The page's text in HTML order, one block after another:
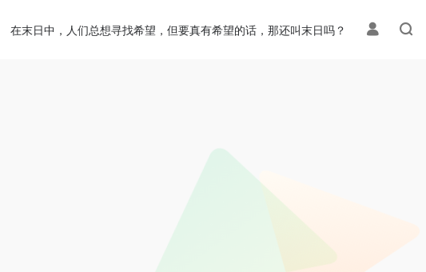
在末日中，人们总想寻找希望，但要真有希望的话，那还叫末日吗？